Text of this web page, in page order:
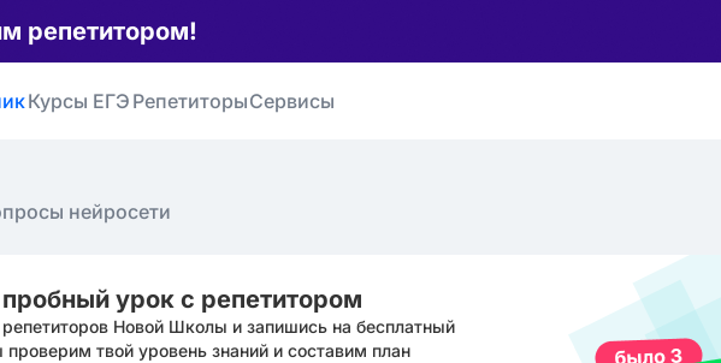
репетитором!
Курсы ЕГЭ РепетиторыСервисы
нейросети
урок с репетитором
Новой Школы и запишись на бесплатный
твой уровень знаний и составим план